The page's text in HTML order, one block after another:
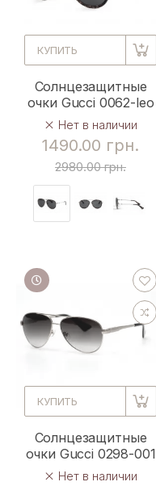
КУПИТЬ
Солнцезащитные
очки Gucci 0062-leo
Нет в наличии
1490.00 грн.
2980.00 грн.
КУПИТЬ
Солнцезащитные
очки Gucci 0298-001
Нет в наличии